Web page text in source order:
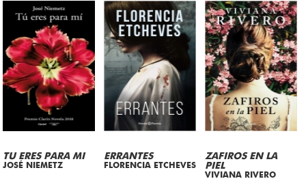
TU ERES PARA MI
JOSÉ NIEMETZ
ERRANTES
FLORENCIA ETCHEVES
ZAFIROS EN LA
PIEL
VIVIANA RIVERO